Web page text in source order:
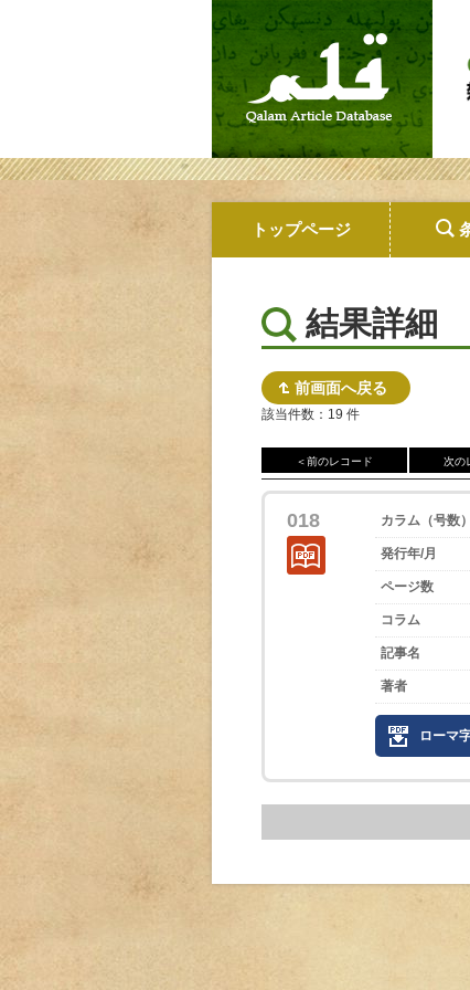
トップページ
結果詳細
前画面へ戻る
該当件数：19 件
＜前のレコード 次の
018 カラム（号数）
発行年/月
ページ数
コラム
記事名
著者
ローマ